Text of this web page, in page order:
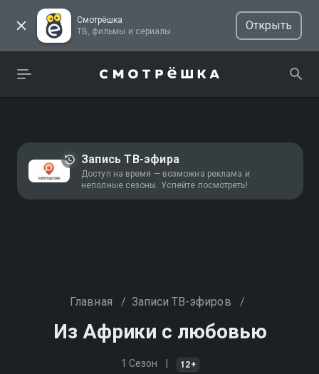
Смотрёшка
ТВ, фильмы и сериалы
Открыть
Запись ТВ-эфира
Доступ на время — возможна реклама и
неполные сезоны. Успейте посмотреть!
Главная / Записи ТВ-эфиров /
Из Африки с любовью
1 Сезон 12+